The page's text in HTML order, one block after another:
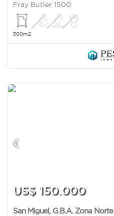
Fray Butler 1500
300m2
US$ 150.000
San Miguel, G.B.A. Zona Norte